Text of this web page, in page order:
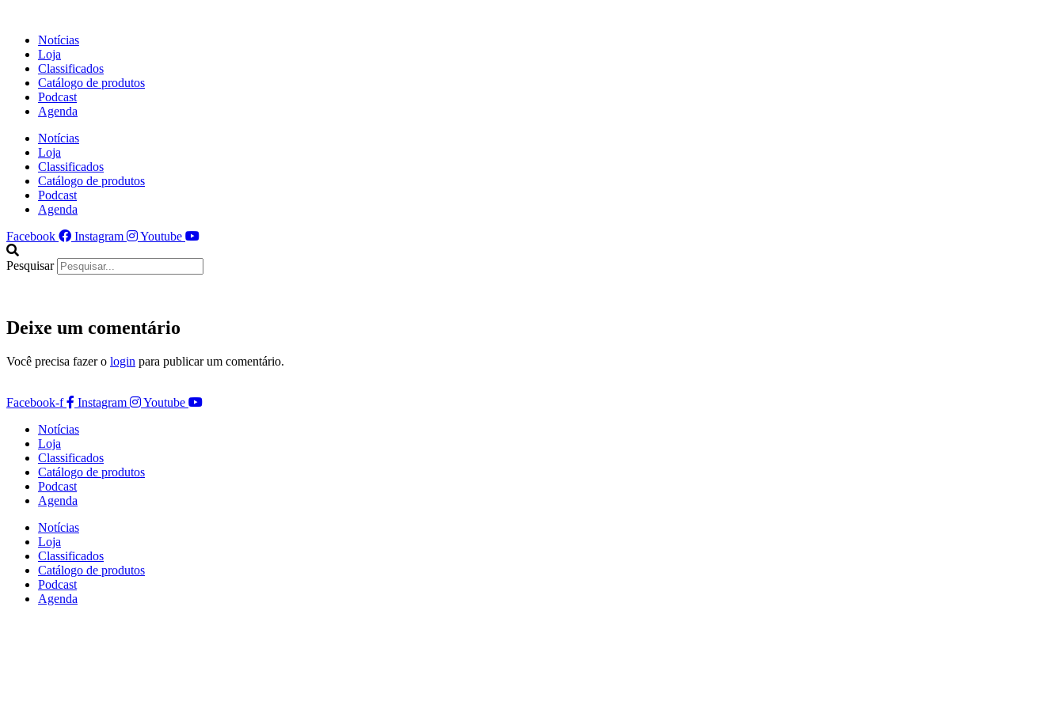
conteúdo
Notícias
Loja
Classificados
Catálogo de produtos
Podcast
Agenda
Notícias
Loja
Classificados
Catálogo de produtos
Podcast
Agenda
Facebook
Instagram Youtube
Pesquisar
Deixe um comentário
Você precisa fazer o login para publicar um comentário.
Facebook-f Instagram
Youtube
Notícias
Loja
Classificados
Catálogo de produtos
Podcast
Agenda
Notícias
Loja
Classificados
Catálogo de produtos
Podcast
Agenda